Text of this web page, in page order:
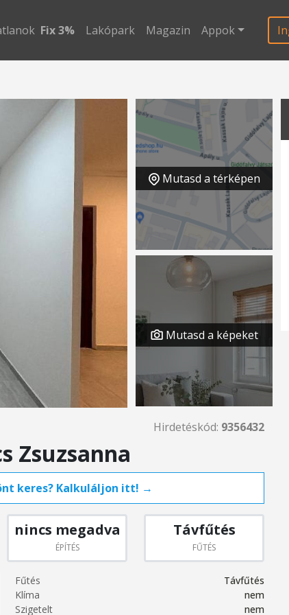
Fix 3% Lakópark Magazin Appok
Mutasd a térképen
Mutasd a képeket
Hirdetéskód: 9356432
Zsuzsanna
keres? Kalkuláljon itt! →
nincs megadva
ÉPÍTÉS
Távfűtés
FŰTÉS
Fűtés
Távfűtés
Klíma
nem
Szigetelt
nem